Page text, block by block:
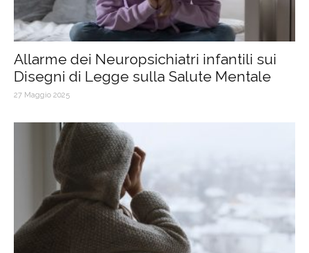
Allarme dei Neuropsichiatri infantili sui
Disegni di Legge sulla Salute Mentale
27 Maggio 2025